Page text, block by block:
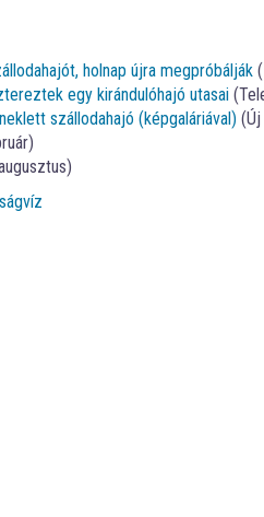
holnap újra megpróbálják
egy kirándulóhajó utasai
szállodahajó (képgaláriával) (Új
víz